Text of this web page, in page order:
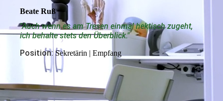
Beate Ruß
"Auch wenn es am Tresen einmal hektisch zugeht,
ich behalte stets den Überblick."
Position: Sekretärin | Empfang